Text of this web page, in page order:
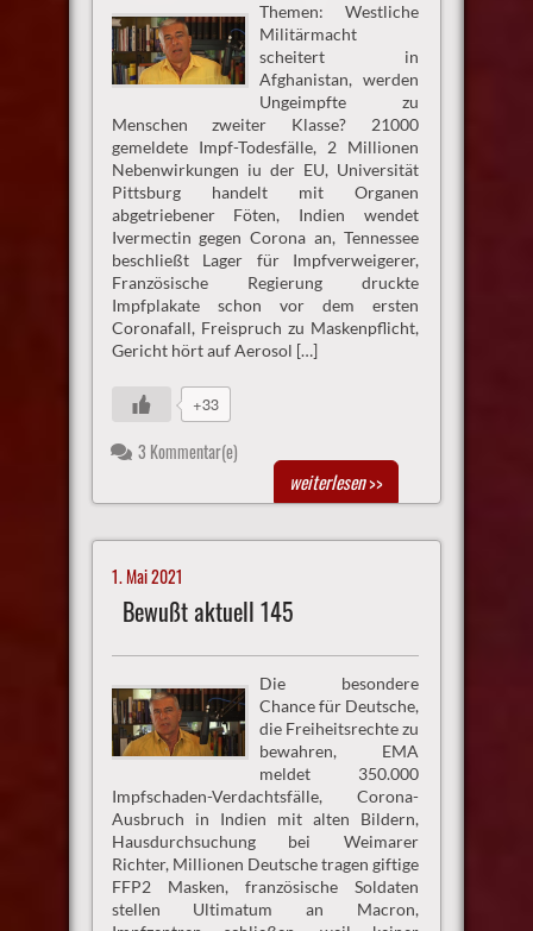
Themen: Westliche
Militärmacht
scheitert in
Afghanistan, werden
Ungeimpfte zu
Menschen zweiter Klasse? 21000
gemeldete Impf-Todesfälle, 2 Millionen
Nebenwirkungen iu der EU, Universität
Pittsburg handelt mit Organen
abgetriebener Föten, Indien wendet
Ivermectin gegen Corona an, Tennessee
beschließt Lager für Impfverweigerer,
Französische Regierung druckte
Impfplakate schon vor dem ersten
Coronafall, Freispruch zu Maskenpflicht,
Gericht hört auf Aerosol […]
+33
3 Kommentar(e)
weiterlesen>>
1. Mai 2021
Bewußt aktuell 145
Die besondere
Chance für Deutsche,
die Freiheitsrechte zu
bewahren, EMA
meldet 350.000
Impfschaden-Verdachtsfälle, Corona-
Ausbruch in Indien mit alten Bildern,
Hausdurchsuchung bei Weimarer
Richter, Millionen Deutsche tragen giftige
FFP2 Masken, französische Soldaten
stellen Ultimatum an Macron,